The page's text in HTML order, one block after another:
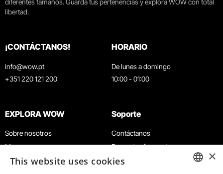
diferentes tamaños. Guarda tus pertenencias y explora WOW con total
libertad.
¡CONTÁCTANOS!
info@wow.pt
+351 220 121 200
HORARIO
De lunes a domingo
10:00 - 01:00
EXPLORA WOW
Sobre nosotros
Museos
Agenda
Soporte
Contáctanos
Preguntas frecuentes
Términos y condiciones
×
This website uses cookies